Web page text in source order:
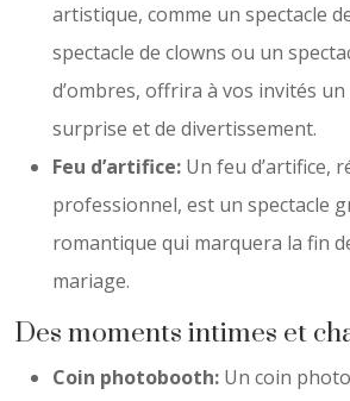
artistique, comme un spectacle
spectacle de clowns ou un
d’ombres, offrira à vos invités
surprise et de divertissement.
Feu d’artifice: Un feu d’artifice,
professionnel, est un spectacle
romantique qui marquera la fin
mariage.
Des moments intimes et
Coin photobooth: Un coin